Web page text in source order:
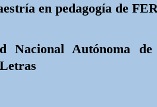
en pedagogía de
Nacional Autónoma